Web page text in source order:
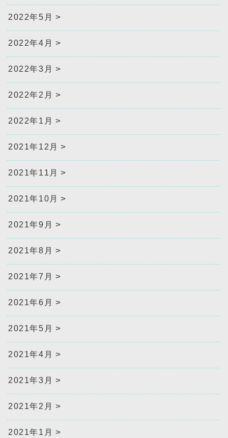
2022年5月
2022年4月
2022年3月
2022年2月
2022年1月
2021年12月
2021年11月
2021年10月
2021年9月
2021年8月
2021年7月
2021年6月
2021年5月
2021年4月
2021年3月
2021年2月
2021年1月